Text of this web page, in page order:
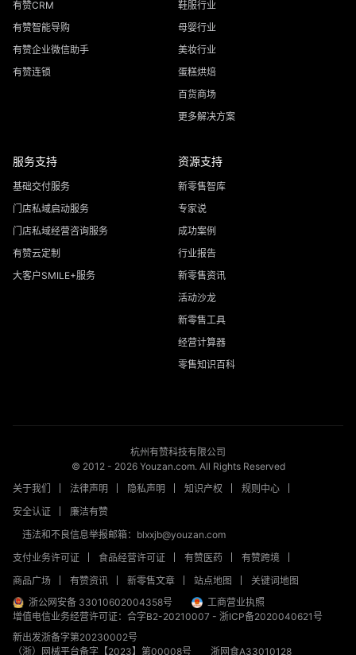
有赞CRM
有赞智能导购
有赞企业微信助手
有赞连锁
鞋服行业
母婴行业
美妆行业
蛋糕烘焙
百货商场
更多解决方案
服务支持
基础交付服务
门店私域启动服务
门店私域经营咨询服务
有赞云定制
大客户SMILE+服务
资源支持
新零售智库
专家说
成功案例
行业报告
新零售资讯
活动沙龙
新零售工具
经营计算器
零售知识百科
杭州有赞科技有限公司
© 2012 - 2026Youzan.com. All Rights Reserved
关于我们
法律声明 隐私声明 知识产权
规则中心
安全认证
廉洁有赞
违法和不良信息举报邮箱：blxxjb@youzan.com
支付业务许可证
食品经营许可证 有赞医药
有赞跨境
商品广场
有赞资讯 新零售文章 站点地图
关键词地图
浙公网安备 33010602004358号
工商营业执照
增值电信业务经营许可证：合字B2-20210007 - 浙ICP备2020040621号
新出发浙备字第20230002号
（浙）网械平台备字【2023】第00008号
浙网食A33010128